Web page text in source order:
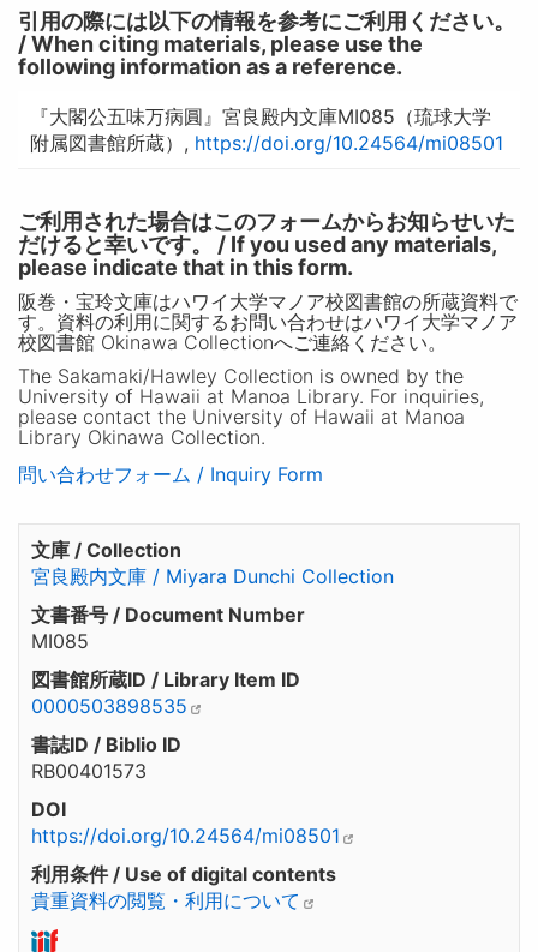
引用の際には以下の情報を参考にご利用ください。
/ When citing materials, please use the
following information as a reference.
『大閣公五味万病圓』宮良殿内文庫MI085（琉球大学
附属図書館所蔵）, https://doi.org/10.24564/mi08501
ご利用された場合はこのフォームからお知らせいた
だけると幸いです。 / If you used any materials,
please indicate that in this form.
阪巻・宝玲文庫はハワイ大学マノア校図書館の所蔵資料で
す。資料の利用に関するお問い合わせはハワイ大学マノア
校図書館 Okinawa Collectionへご連絡ください。
The Sakamaki/Hawley Collection is owned by the
University of Hawaii at Manoa Library. For inquiries,
please contact the University of Hawaii at Manoa
Library Okinawa Collection.
問い合わせフォーム / Inquiry Form
文庫 / Collection
宮良殿内文庫 / Miyara Dunchi Collection
文書番号 / Document Number
MI085
図書館所蔵ID / Library Item ID
0000503898535
書誌ID / Biblio ID
RB00401573
DOI
https://doi.org/10.24564/mi08501
利用条件 / Use of digital contents
貴重資料の閲覧・利用について